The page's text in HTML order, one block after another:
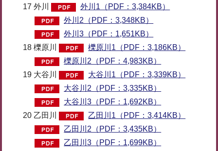
17 外川
外川1（PDF：3,384KB）
外川2（PDF：3,348KB）
外川3（PDF：1,651KB）
18 櫟原川
櫟原川1（PDF：3,186KB）
櫟原川2（PDF：4,983KB）
19 大谷川
大谷川1（PDF：3,339KB）
大谷川2（PDF：3,335KB）
大谷川3（PDF：1,692KB）
20 乙田川
乙田川1（PDF：3,414KB）
乙田川2（PDF：3,435KB）
乙田川3（PDF：1,699KB）